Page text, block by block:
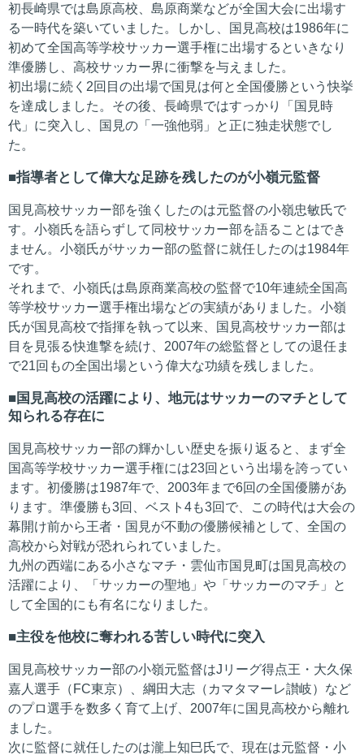
初長崎県では島原高校、島原商業などが全国大会に出場す
る一時代を築いていました。しかし、国見高校は1986年に
初めて全国高等学校サッカー選手権に出場するといきなり
準優勝し、高校サッカー界に衝撃を与えました。
初出場に続く2回目の出場で国見は何と全国優勝という快挙
を達成しました。その後、長崎県ではすっかり「国見時
代」に突入し、国見の「一強他弱」と正に独走状態でし
た。
指導者として偉大な足跡を残したのが小嶺元監督
国見高校サッカー部を強くしたのは元監督の小嶺忠敏氏で
す。小嶺氏を語らずして同校サッカー部を語ることはでき
ません。小嶺氏がサッカー部の監督に就任したのは1984年
です。
それまで、小嶺氏は島原商業高校の監督で10年連続全国高
等学校サッカー選手権出場などの実績がありました。小嶺
氏が国見高校で指揮を執って以来、国見高校サッカー部は
目を見張る快進撃を続け、2007年の総監督としての退任ま
で21回もの全国出場という偉大な功績を残しました。
国見高校の活躍により、地元はサッカーのマチとして
知られる存在に
国見高校サッカー部の輝かしい歴史を振り返ると、まず全
国高等学校サッカー選手権には23回という出場を誇ってい
ます。初優勝は1987年で、2003年まで6回の全国優勝があ
ります。準優勝も3回、ベスト4も3回で、この時代は大会の
幕開け前から王者・国見が不動の優勝候補として、全国の
高校から対戦が恐れられていました。
九州の西端にある小さなマチ・雲仙市国見町は国見高校の
活躍により、「サッカーの聖地」や「サッカーのマチ」と
して全国的にも有名になりました。
主役を他校に奪われる苦しい時代に突入
国見高校サッカー部の小嶺元監督はJリーグ得点王・大久保
嘉人選手（FC東京）、綱田大志（カマタマーレ讃岐）など
のプロ選手を数多く育て上げ、2007年に国見高校から離れ
ました。
次に監督に就任したのは瀧上知巳氏で、現在は元監督・小